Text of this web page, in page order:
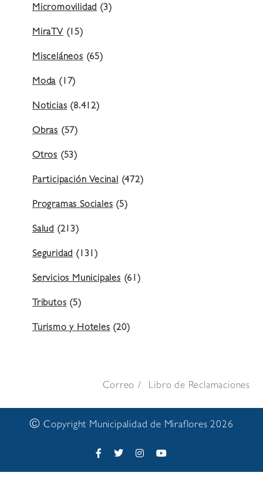
Micromovilidad (3)
MiraTV (15)
Misceláneos (65)
Moda (17)
Noticias (8.412)
Obras (57)
Otros (53)
Participación Vecinal (472)
Programas Sociales (5)
Salud (213)
Seguridad (131)
Servicios Municipales (61)
Tributos (5)
Turismo y Hoteles (20)
Correo Libro de Reclamaciones
© Copyright Municipalidad de Miraflores 2026